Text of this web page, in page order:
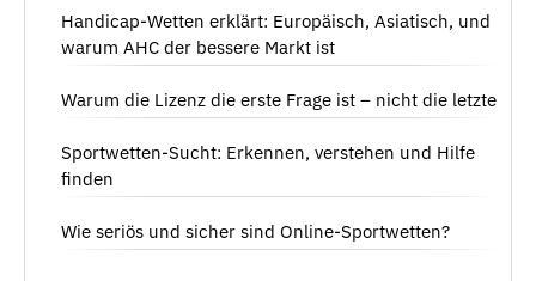
Handicap-Wetten erklärt: Europäisch, Asiatisch, und
warum AHC der bessere Markt ist
Warum die Lizenz die erste Frage ist – nicht die letzte
Sportwetten-Sucht: Erkennen, verstehen und Hilfe
finden
Wie seriös und sicher sind Online-Sportwetten?